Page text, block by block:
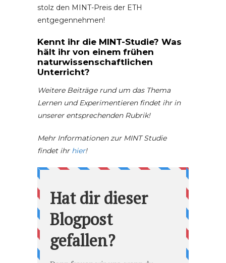
stolz den MINT-Preis der ETH
entgegennehmen!
Kennt ihr die MINT-Studie? Was
hält ihr von einem frühen
naturwissenschaftlichen
Unterricht?
Weitere Beiträge rund um das Thema
Lernen und Experimentieren findet ihr in
unserer entsprechenden Rubrik!
Mehr Informationen zur MINT Studie
findet ihr hier!